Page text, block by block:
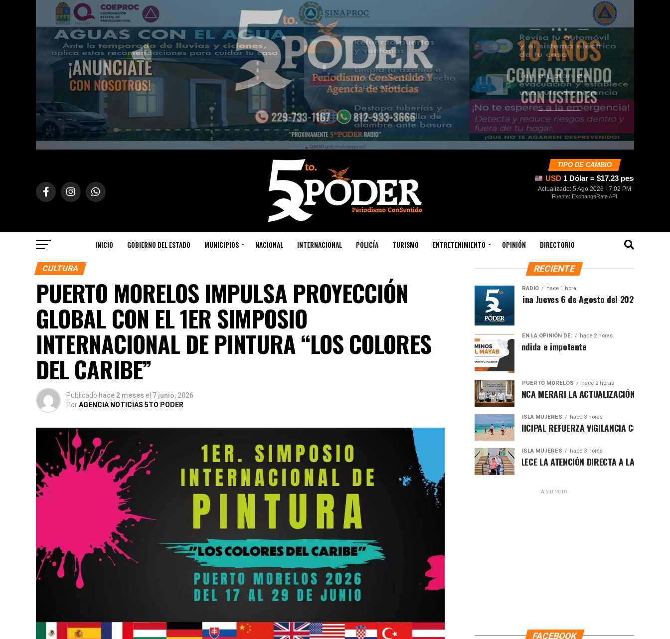
TIPO DE CAMBIO
USD 1 Dólar = $17.23 pesos
Actualizado: 5 Ago 2026 · 7:02 PM
Fuente: ExchangeRate API
INICIO GOBIERNO DEL ESTADO MUNICIPIOS NACIONAL INTERNACIONAL POLICÍA TURISMO ENTRETENIMIENTO OPINIÓN DIRECTORIO
CULTURA
PUERTO MORELOS IMPULSA PROYECCIÓN
GLOBAL CON EL 1ER SIMPOSIO
INTERNACIONAL DE PINTURA “LOS COLORES
DEL CARIBE”
Publicado hace 2 meses el 7 junio, 2026
PorAGENCIA NOTICIAS 5TO PODER
RECIENTE
RADIO hace 1 hora
Síntesis Matutina Jueves 6 de Agosto del 2026
EN LA OPINIÓN DE: hace 2 horas
Sociedad ofendida e impotente
PUERTO MORELOS hace 2 horas
PRESENTA BLANCA MERARI LA ACTUALIZACIÓN DEL ATLAS DE
ISLA MUJERES hace 3 horas
GOBIERNO MUNICIPAL REFUERZA VIGILANCIA CON
ISLA MUJERES hace 3 horas
ATENEA FORTALECE LA ATENCIÓN DIRECTA A LAS FAMILIAS
ANUNCIO
FACEBOOK